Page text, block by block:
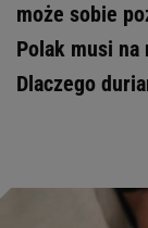
może sobie
Polak musi
Dlaczego